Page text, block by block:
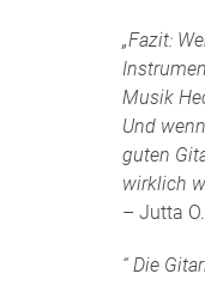
„Fazit:
Musik
Und
guten
wirklich
– Jutta O.
“ Die